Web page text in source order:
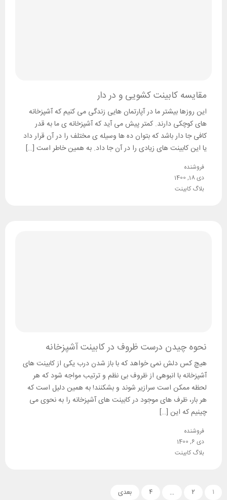
مقایسه کابینت کشویی و در دار
این روزها بیشتر ما در آپارتمان هایی زندگی می کنیم که آشپزخانه
های کوچکی دارند. کمتر پیش می آید که آشپزخانه ی ما به قدر
کافی جا دار باشد که بتوان ده ها وسیله ی مختلف را در آن قرار داد
یا این کابینت های زیادی را در آن جا داد. به همین خاطر است […]
فروشنده
دی 18, 1400
بلاگ کابینت
نحوه چیدن درست ظروف در کابینت آشپزخانه
هیچ کس دلش نمی خواهد که با باز شدن درب یکی از کابینت های
آشپزخانه با انبوهی از ظروف بی نظم و ترتیب مواجه شود که هر
لحظه ممکن است سرازیر شوند و بشکنند! به همین دلیل است که
هر بار، ظرف های موجود در کابینت های آشپزخانه را به نحوی می
چینیم که این […]
فروشنده
دی 6, 1400
بلاگ کابینت
۱ ۲ … ۴ بعدی